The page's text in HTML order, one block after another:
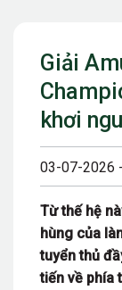
Giải
khơi
03-07-2026
Từ thế hệ
hùng của
tuyển thủ
tiến về phía